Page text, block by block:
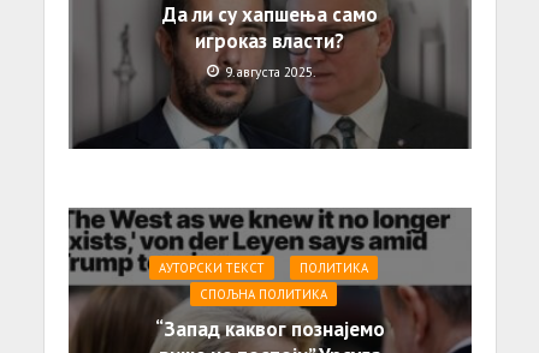
Да ли су хапшења само
игроказ власти?
9. августа 2025.
АУТОРСКИ ТЕКСТ
ПОЛИТИКА
СПОЉНА ПОЛИТИКА
“Запад каквог познајемо